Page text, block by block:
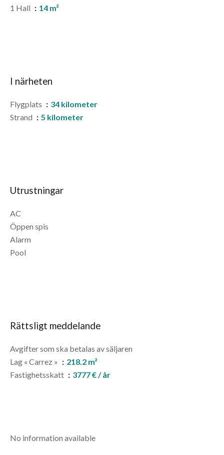
1 Hall
14 m²
I närheten
Flygplats
34 kilometer
Strand
5 kilometer
Utrustningar
AC
Öppen spis
Alarm
Pool
Rättsligt meddelande
Avgifter som ska betalas av säljaren
Lag « Carrez »
218.2 m²
Fastighetsskatt
3777 € / år
No information available